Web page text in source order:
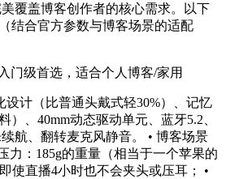
覆盖博客创作者的核心需求。以下
结合官方参数与博客场景的适配
门级首选，适合个人博客/家用
设计（比普通头戴式轻30%）、记忆
）、40mm动态驱动单元、蓝牙5.2、
航、翻转麦克风静音。 • 博客场景
力：185g的重量（相当于一个苹果的
使直播4小时也不会夹头或压耳； •